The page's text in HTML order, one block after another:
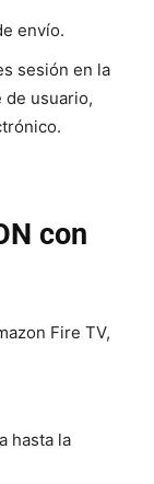
envío.
sesión en la
de usuario,
con
Fire TV,
hasta la